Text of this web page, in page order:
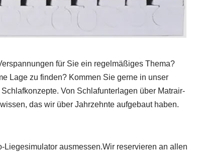
für Sie ein regelmäßiges Thema?
Lage zu finden? Kommen Sie gerne in unser
Von Schlafunterlagen über Matrair-
das wir über Jahrzehnte aufgebaut haben.
ausmessen.Wir reservieren an allen